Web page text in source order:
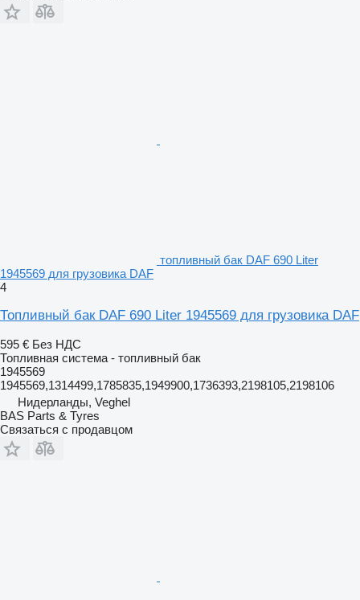
топливный бак DAF 690 Liter
1945569 для грузовика DAF
4
Топливный бак DAF 690 Liter 1945569 для грузовика DAF
595 € Без НДС
Топливная система - топливный бак
1945569
1945569,1314499,1785835,1949900,1736393,2198105,2198106
Нидерланды, Veghel
BAS Parts & Tyres
Связаться с продавцом